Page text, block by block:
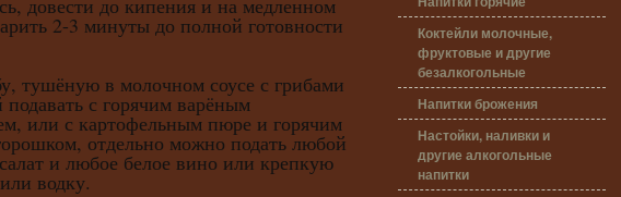
довести до кипения и на медленном
2-3 минуты до полной готовности
в молочном соусе с грибами
подавать с горячим варёным
или с картофельным пюре и горячим
отдельно можно подать любой
и любое белое вино или крепкую
водку.
Коктейли молочные,
фруктовые и другие
безалкогольные
Напитки брожения
Настойки, наливки и
другие алкогольные
напитки